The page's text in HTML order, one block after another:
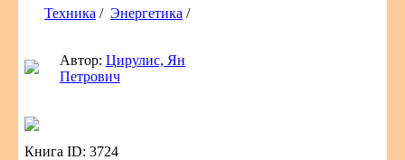
Техника / Энергетика /
Автор: Цирулис, Ян
Петрович
Книга ID: 3724